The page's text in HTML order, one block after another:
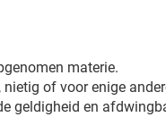
materie.
of voor enige
geldigheid en